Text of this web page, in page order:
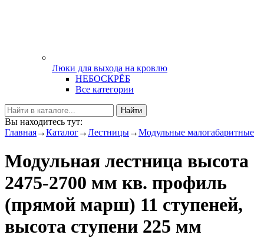
Люки для выхода на кровлю
НЕБОСКРЁБ
Все категории
Найти
Вы находитесь тут:
Главная→Каталог→Лестницы→Модульные малогабаритные
Модульная лестница высота
2475-2700 мм кв. профиль
(прямой марш) 11 ступеней,
высота ступени 225 мм